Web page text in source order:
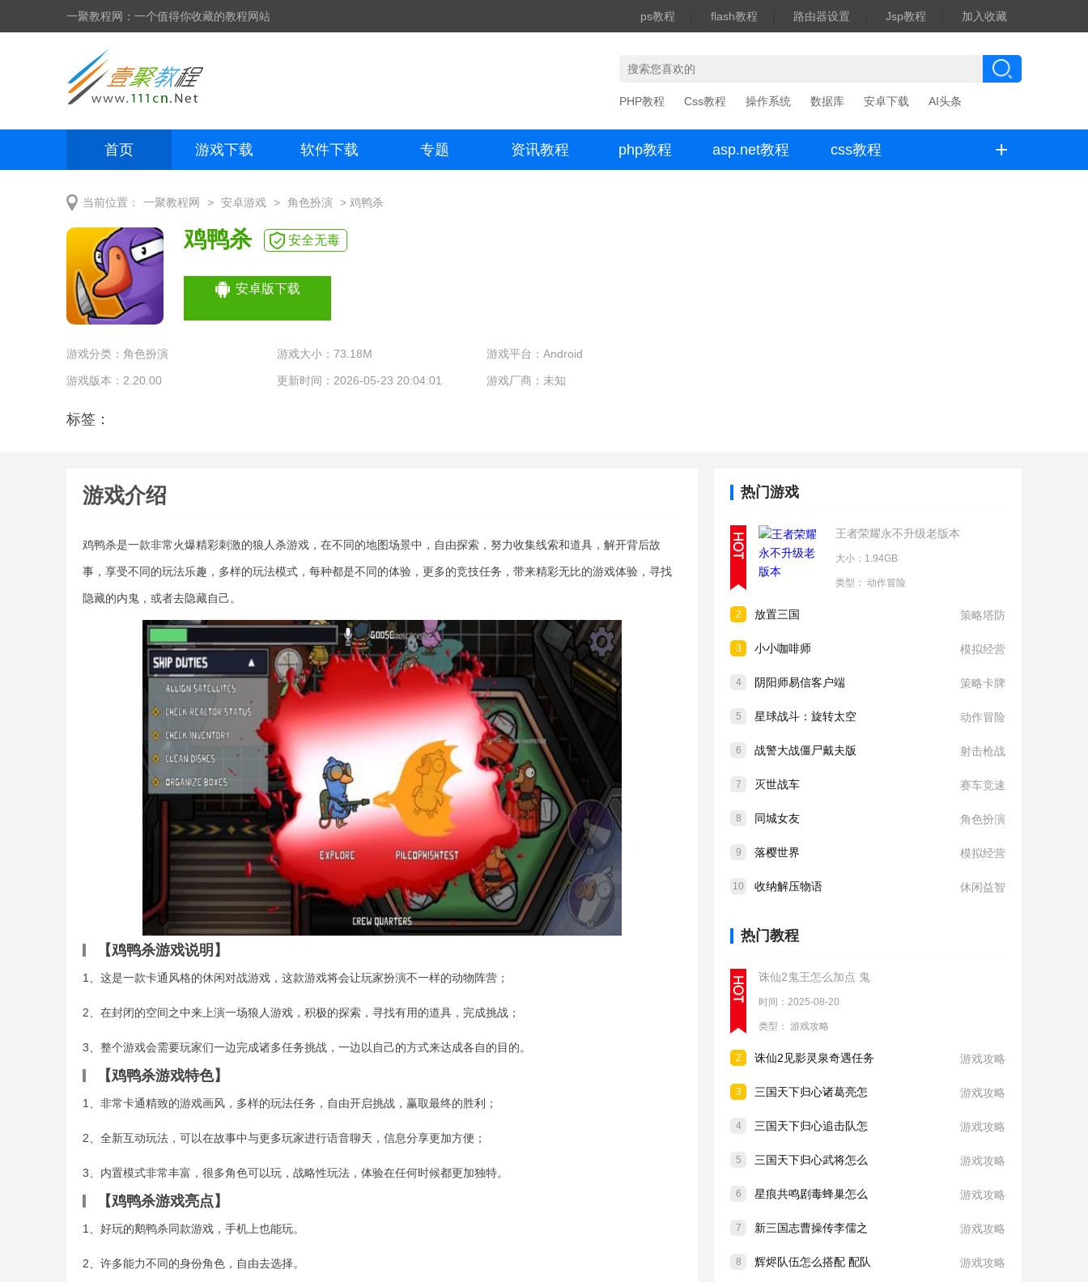
一聚教程网：一个值得你收藏的教程网站 ps教程 flash教程 路由器设置 Jsp教程 加入收藏
PHP教程 Css教程 操作系统 数据库 安卓下载 AI头条
首页 游戏下载 软件下载 专题 资讯教程 php教程 asp.net教程 css教程 +
当前位置： 一聚教程网 > 安卓游戏 > 角色扮演 > 鸡鸭杀
鸡鸭杀 安全无毒
安卓版下载
游戏分类： 角色扮演 游戏大小：73.18M 游戏平台：Android
游戏版本：2.20.00 更新时间：2026-05-23 20:04:01 游戏厂商：未知
标签：
游戏介绍
鸡鸭杀是一款非常火爆精彩刺激的狼人杀游戏，在不同的地图场景中，自由探索，努力收集线索和道具，解开背后故
事，享受不同的玩法乐趣，多样的玩法模式，每种都是不同的体验，更多的竞技任务，带来精彩无比的游戏体验，寻找
隐藏的内鬼，或者去隐藏自己。
【鸡鸭杀游戏说明】
1、这是一款卡通风格的休闲对战游戏，这款游戏将会让玩家扮演不一样的动物阵营；
2、在封闭的空间之中来上演一场狼人游戏，积极的探索，寻找有用的道具，完成挑战；
3、整个游戏会需要玩家们一边完成诸多任务挑战，一边以自己的方式来达成各自的目的。
【鸡鸭杀游戏特色】
1、非常卡通精致的游戏画风，多样的玩法任务，自由开启挑战，赢取最终的胜利；
2、全新互动玩法，可以在故事中与更多玩家进行语音聊天，信息分享更加方便；
3、内置模式非常丰富，很多角色可以玩，战略性玩法，体验在任何时候都更加独特。
【鸡鸭杀游戏亮点】
1、好玩的鹅鸭杀同款游戏，手机上也能玩。
2、许多能力不同的身份角色，自由去选择。
热门游戏
王者荣耀永不升级老版本
大小：1.94GB
类型： 动作冒险
2 放置三国 策略塔防
3 小小咖啡师 模拟经营
4 阴阳师易信客户端 策略卡牌
5 星球战斗：旋转太空 动作冒险
6 战警大战僵尸戴夫版 射击枪战
7 灭世战车 赛车竞速
8 同城女友 角色扮演
9 落樱世界 模拟经营
10 收纳解压物语 休闲益智
热门教程
诛仙2鬼王怎么加点 鬼
时间：2025-08-20
类型： 游戏攻略
2 诛仙2见影灵泉奇遇任务 游戏攻略
3 三国天下归心诸葛亮怎 游戏攻略
4 三国天下归心追击队怎 游戏攻略
5 三国天下归心武将怎么 游戏攻略
6 星痕共鸣剧毒蜂巢怎么 游戏攻略
7 新三国志曹操传李儒之 游戏攻略
8 辉烬队伍怎么搭配 配队 游戏攻略